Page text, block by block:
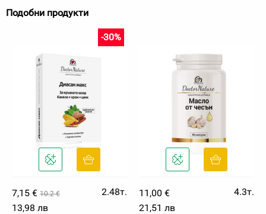
Подобни продукти
7,15 € 10.2 €
-30%
2.48т.
13,98 лв
11,00 €
4.3т.
21,51 лв